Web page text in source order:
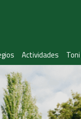
Actividades